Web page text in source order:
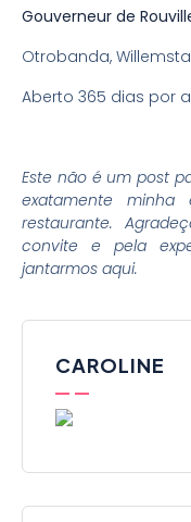
Gouverneur de
Otrobanda,
Aberto 365 dias por
Este não é um post
exatamente
restaurante.
convite e pela
jantarmos aqui.
CAROLINE